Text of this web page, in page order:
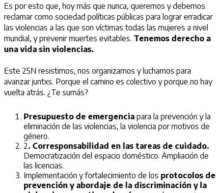
Es por esto que, hoy más que nunca, queremos y debemos
reclamar como sociedad políticas públicas para lograr erradicar
las violencias a las que son víctimas todas las mujeres a nivel
mundial, y prevenir muertes evitables. Tenemos derecho a
una vida sin violencias.
Este 25N resistimos, nos organizamos y luchamos para
avanzar juntxs. Porque el camino es colectivo y porque no hay
vuelta atrás. ¿Te sumás?
Presupuesto de emergencia para la prevención y la
eliminación de las violencias, la violencia por motivos de
género.
2. Corresponsabilidad en las tareas de cuidado.
Democratización del espacio doméstico. Ampliación de
las licencias.
Implementación y fortalecimiento de los protocolos de
prevención y abordaje de la discriminación y la